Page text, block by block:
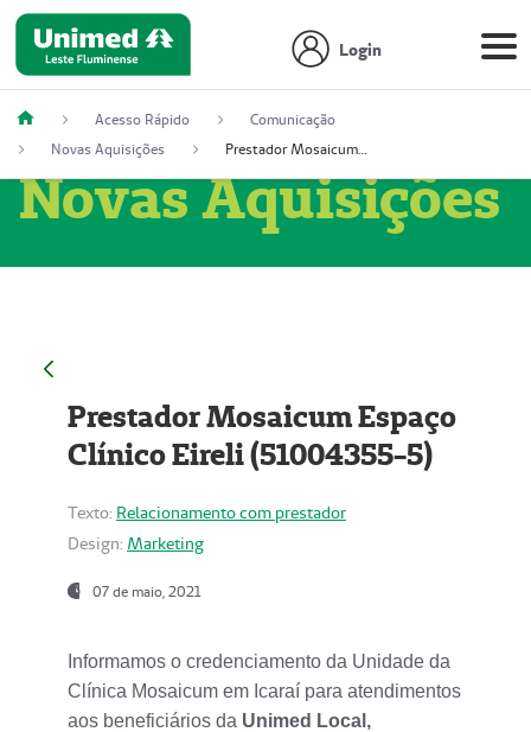
Login
Acesso Rápido
Comunicação
Novas Aquisições
Prestador Mosaicum Espaço Clínico Eireli (51004355-5)
Novas Aquisições
Prestador Mosaicum Espaço
Clínico Eireli (51004355-5)
Texto: Relacionamento com prestador
Design: Marketing
07 de maio, 2021
Informamos o credenciamento da Unidade da
Clínica Mosaicum em Icaraí para atendimentos
aos beneficiários da Unimed Local,